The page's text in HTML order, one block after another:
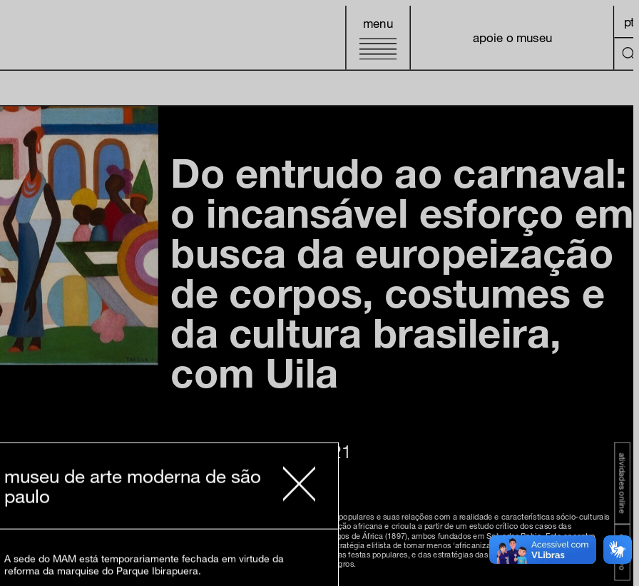
menu
apoie o museu
pt
Do entrudo ao carnaval:
o incansável esforço em
busca da europeização
de corpos, costumes e
da cultura brasileira,
com Uila
25 de novembro, 2021
16h
Observação do contexto específico das festas populares e suas relações com a realidade e características sócio-culturais
brasileiras, com ênfase na presença da população africana e crioula a partir de um estudo crítico dos casos das
agremiações Baixada Africana (1895) e Pândegos de África (1897), ambos fundados em Salvador-Bahia. Este encontro
virtual propõe uma atenção à percepção da estratégia elitista de tornar menos ‘africanizado’ os costumes culturais
relacionados aos corpos que habitam as rua e as festas populares, e das estratégias das agremiações carnavalescas
negras em constituir um discurso e estética negros.
atividades online
educativo
museu de arte moderna de são
paulo
A sede do MAM está temporariamente fechada em virtude da
reforma da marquise do Parque Ibirapuera.